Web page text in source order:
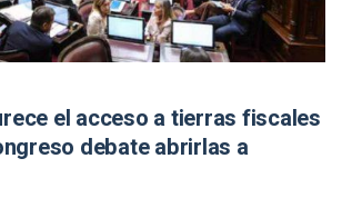
el acceso a tierras fiscales
debate abrirlas a